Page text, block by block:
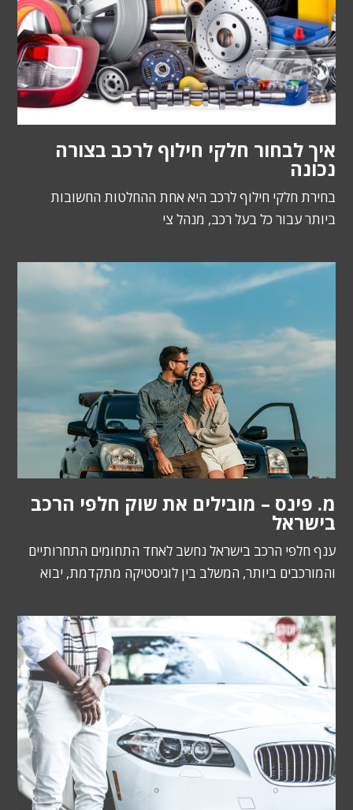
איך לבחור חלקי חילוף לרכב בצורה
נכונה
בחירת חלקי חילוף לרכב היא אחת ההחלטות החשובות
ביותר עבור כל בעל רכב, מנהל צי
מ. פינס – מובילים את שוק חלפי הרכב
בישראל
ענף חלפי הרכב בישראל נחשב לאחד התחומים התחרותיים
והמורכבים ביותר, המשלב בין לוגיסטיקה מתקדמת, יבוא